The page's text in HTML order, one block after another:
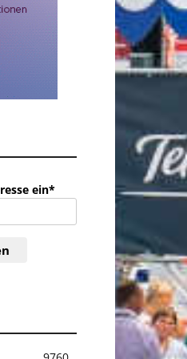
ein*